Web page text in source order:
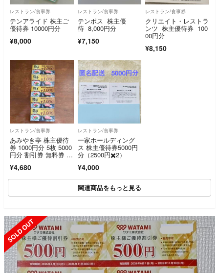
レストラン/食事券
テンアライド 株主ご
優待券 10000円分
¥8,000
レストラン/食事券
テンポス 株主優
待 8,000円分
¥7,150
レストラン/食事券
クリエイト・レストラ
ンツ 株主優待券 100
00円分
¥8,150
レストラン/食事券
あみやき亭 株主優待
券 1000円分 5枚 5000
円分 割引券 無料券 ク
¥4,680
レストラン/食事券
一家ホールディング
ス 株主優待券5000円
分（2500円✖️2）
¥4,000
関連商品をもっと見る
SOLD OUT